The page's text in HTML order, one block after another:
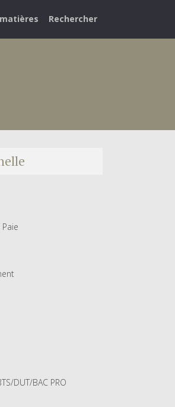
Rechercher
DUT/BAC PRO